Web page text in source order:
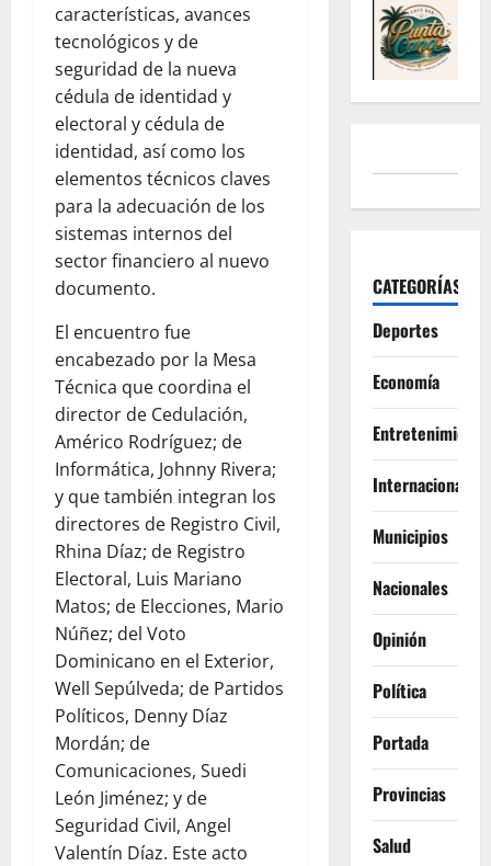
características, avances
tecnológicos y de
seguridad de la nueva
cédula de identidad y
electoral y cédula de
identidad, así como los
elementos técnicos claves
para la adecuación de los
sistemas internos del
sector financiero al nuevo
documento.
El encuentro fue
encabezado por la Mesa
Técnica que coordina el
director de Cedulación,
Américo Rodríguez; de
Informática, Johnny Rivera;
y que también integran los
directores de Registro Civil,
Rhina Díaz; de Registro
Electoral, Luis Mariano
Matos; de Elecciones, Mario
Núñez; del Voto
Dominicano en el Exterior,
Well Sepúlveda; de Partidos
Políticos, Denny Díaz
Mordán; de
Comunicaciones, Suedi
León Jiménez; y de
Seguridad Civil, Angel
Valentín Díaz. Este acto
CATEGORÍAS
Deportes
Economía
Entretenimiento
Internacionales
Municipios
Nacionales
Opinión
Política
Portada
Provincias
Salud